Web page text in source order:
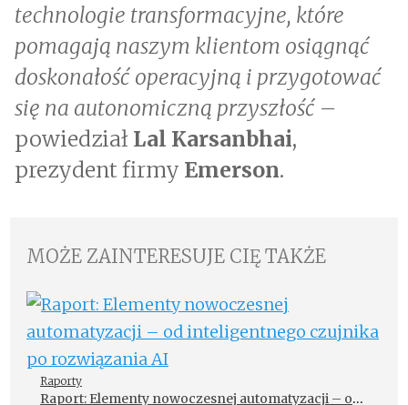
technologie transformacyjne, które
pomagają naszym klientom osiągnąć
doskonałość operacyjną i przygotować
się na autonomiczną przyszłość –
powiedział Lal Karsanbhai,
prezydent firmy Emerson.
MOŻE ZAINTERESUJE CIĘ TAKŻE
Raporty
Raport: Elementy nowoczesnej automatyzacji – od